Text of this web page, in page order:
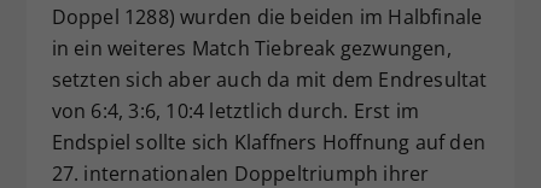
Doppel 1288) wurden die beiden im Halbfinale
in ein weiteres Match Tiebreak gezwungen,
setzten sich aber auch da mit dem Endresultat
von 6:4, 3:6, 10:4 letztlich durch. Erst im
Endspiel sollte sich Klaffners Hoffnung auf den
27. internationalen Doppeltriumph ihrer